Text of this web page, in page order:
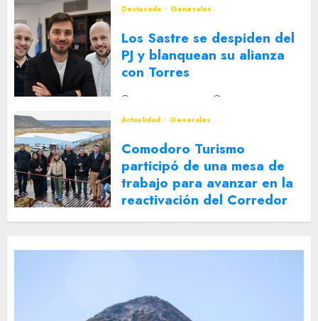
Destacada Generales
Los Sastre se despiden del
PJ y blanquean su alianza
con Torres
2 DE AGOSTO DE 2026
Actualidad
Generales
Comodoro Turismo
participó de una mesa de
trabajo para avanzar en la
reactivación del Corredor
Turístico Integrado